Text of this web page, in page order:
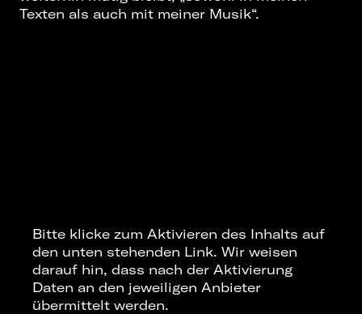
Texten als auch mit meiner Musik“.
Bitte klicke zum Aktivieren des Inhalts auf
den unten stehenden Link. Wir weisen
darauf hin, dass nach der Aktivierung
Daten an den jeweiligen Anbieter
übermittelt werden.